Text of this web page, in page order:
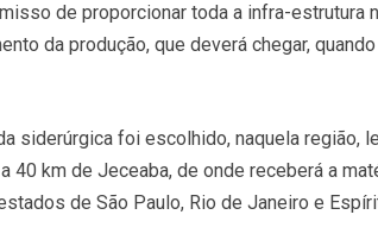
de proporcionar toda a infra-estrutura
da produção, que deverá chegar,
siderúrgica foi escolhido, naquela região,
a 40 km de Jeceaba, de onde receberá a
de São Paulo, Rio de Janeiro e